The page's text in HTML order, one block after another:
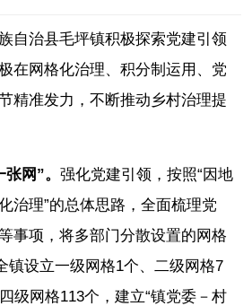
自治县毛坪镇积极探索党建引领
在网格化治理、积分制运用、党
精准发力，不断推动乡村治理提
网”。 强化党建引领，按照“因地
治理”的总体思路，全面梳理党
事项，将多部门分散设置的网格
镇设立一级网格1个、二级网格7
级网格113个，建立“镇党委－村